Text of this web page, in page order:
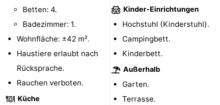
trinken
Veranstaltungen
Ringstechen
Zoutelande
Actief
Praktisch
Betten: 4.
Badezimmer: 1.
Wohnfläche: ±42 m².
Haustiere erlaubt nach
Rücksprache.
Rauchen verboten.
Küche
Kinder-Einrichtungen
Hochstuhl (Kinderstuhl).
Campingbett.
Kinderbett.
Außerhalb
Garten.
Terrasse.